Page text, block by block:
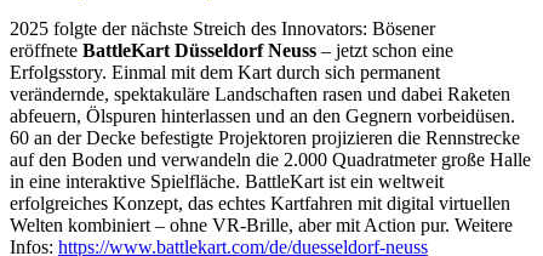
2025 folgte der nächste Streich des Innovators: Bösener
eröffnete BattleKart Düsseldorf Neuss – jetzt schon eine
Erfolgsstory. Einmal mit dem Kart durch sich permanent
verändernde, spektakuläre Landschaften rasen und dabei Raketen
abfeuern, Ölspuren hinterlassen und an den Gegnern vorbeidüsen.
60 an der Decke befestigte Projektoren projizieren die Rennstrecke
auf den Boden und verwandeln die 2.000 Quadratmeter große Halle
in eine interaktive Spielfläche. BattleKart ist ein weltweit
erfolgreiches Konzept, das echtes Kartfahren mit digital virtuellen
Welten kombiniert – ohne VR-Brille, aber mit Action pur. Weitere
Infos: https://www.battlekart.com/de/duesseldorf-neuss